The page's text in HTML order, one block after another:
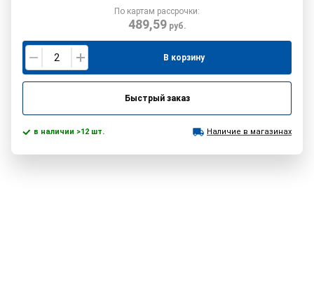
По картам рассрочки:
489,59руб.
В корзину
Быстрый заказ
в наличии >12 шт. Наличие в магазинах